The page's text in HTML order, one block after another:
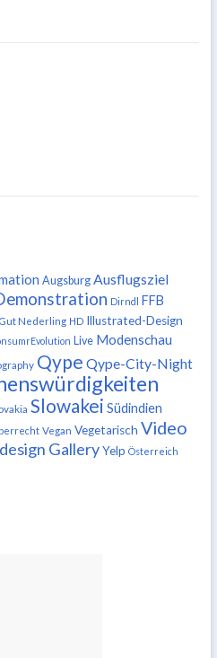
Augsburg Ausflugsziel
Dirndl FFB
Gut Nederling HD Illustrated-Design
Live Modenschau
Qype Qype-City-Night
Slowakei Südindien
Vegan Vegetarisch Video
Gallery Yelp Österreich